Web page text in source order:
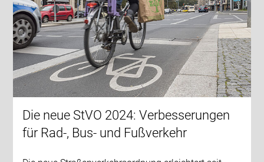
Die neue StVO 2024: Verbesserungen
für Rad-, Bus- und Fußverkehr